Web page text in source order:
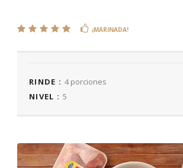
¡MARINADA!
RINDE : 4 porciones
NIVEL : 5